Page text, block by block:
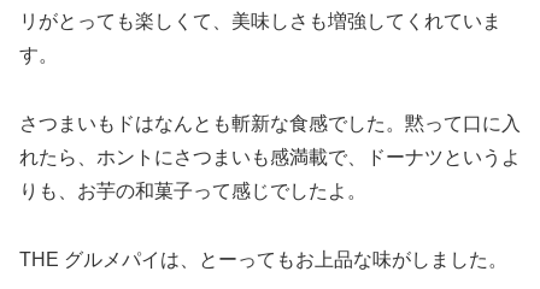
リがとっても楽しくて、美味しさも増強してくれていま
す。
さつまいもドはなんとも斬新な食感でした。黙って口に入
れたら、ホントにさつまいも感満載で、ドーナツというよ
りも、お芋の和菓子って感じでしたよ。
THE グルメパイは、とーってもお上品な味がしました。